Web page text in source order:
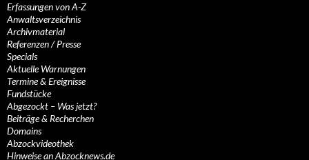
Erfassungen von A-Z
Anwaltsverzeichnis
Archivmaterial
Referenzen / Presse
Specials
Aktuelle Warnungen
Termine & Ereignisse
Fundstücke
Abgezockt – Was jetzt?
Beiträge & Recherchen
Domains
Abzockvideothek
Hinweise an Abzocknews.de